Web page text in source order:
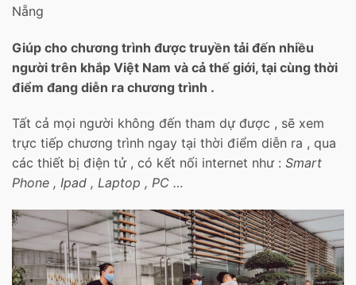
Nẵng
Giúp cho chương trình được truyền tải đến nhiều
người trên khắp Việt Nam và cả thế giới, tại cùng thời
điểm đang diễn ra chương trình .
Tất cả mọi người không đến tham dự được , sẽ xem
trực tiếp chương trình ngay tại thời điểm diễn ra , qua
các thiết bị điện tử , có kết nối internet như : Smart
Phone , Ipad , Laptop , PC …